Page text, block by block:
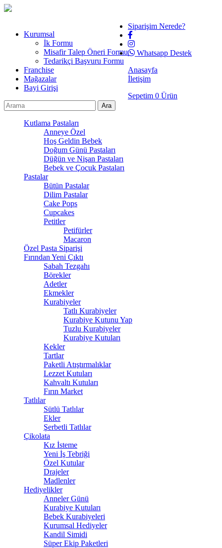
Kurumsal
İk Formu
Misafir Talep Öneri Formu
Tedarikçi Başvuru Formu
Franchise
Mağazalar
Bayi Girişi
Siparişim Nerede?
Whatsapp Destek
Anasayfa
İletişim
Sepetim 0 Ürün
Kutlama Pastaları
Anneye Özel
Hoş Geldin Bebek
Doğum Günü Pastaları
Düğün ve Nişan Pastaları
Bebek ve Çocuk Pastaları
Pastalar
Bütün Pastalar
Dilim Pastalar
Cake Pops
Cupcakes
Petitler
Petifürler
Macaron
Özel Pasta Siparişi
Fırından Yeni Çıktı
Sabah Tezgahı
Börekler
Adetler
Ekmekler
Kurabiyeler
Tatlı Kurabiyeler
Kurabiye Kutunu Yap
Tuzlu Kurabiyeler
Kurabiye Kutuları
Kekler
Tartlar
Paketli Atıştırmalıklar
Lezzet Kutuları
Kahvaltı Kutuları
Fırın Market
Tatlılar
Sütlü Tatlılar
Ekler
Şerbetli Tatlılar
Çikolata
Kız İsteme
Yeni İş Tebriği
Özel Kutular
Drajeler
Madlenler
Hediyelikler
Anneler Günü
Kurabiye Kutuları
Bebek Kurabiyeleri
Kurumsal Hediyeler
Kandil Simidi
Süper Ekip Paketleri